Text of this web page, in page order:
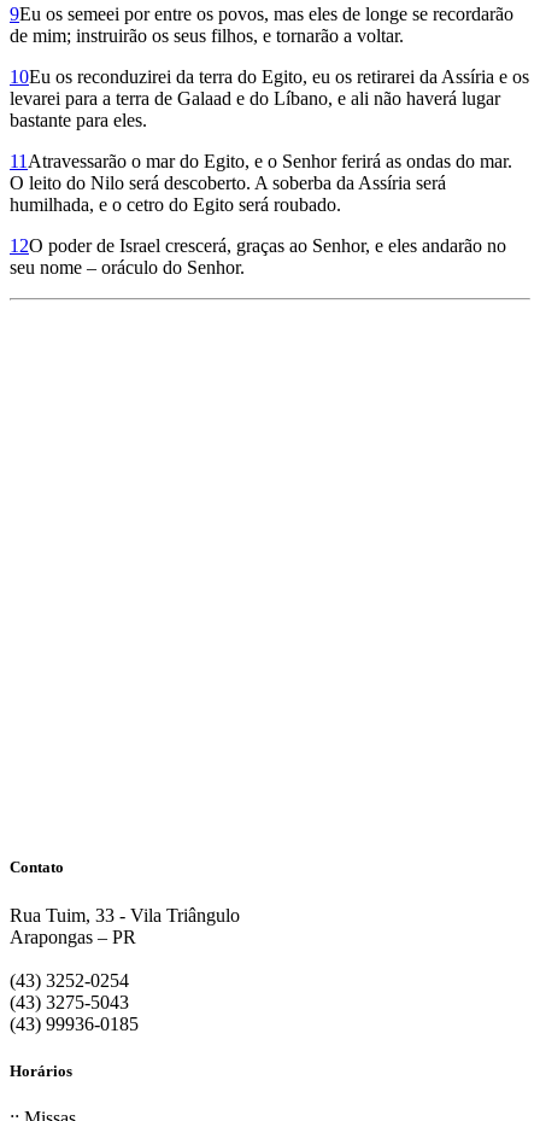
9Eu os semeei por entre os povos, mas eles de longe se recordarão
de mim; instruirão os seus filhos, e tornarão a voltar.
10Eu os reconduzirei da terra do Egito, eu os retirarei da Assíria e os
levarei para a terra de Galaad e do Líbano, e ali não haverá lugar
bastante para eles.
11 Atravessarão o mar do Egito, e o Senhor ferirá as ondas do mar.
O leito do Nilo será descoberto. A soberba da Assíria será
humilhada, e o cetro do Egito será roubado.
12O poder de Israel crescerá, graças ao Senhor, e eles andarão no
seu nome – oráculo do Senhor.
Contato
Rua Tuim, 33 - Vila Triângulo
Arapongas – PR
(43) 3252-0254
(43) 3275-5043
(43) 99936-0185
Horários